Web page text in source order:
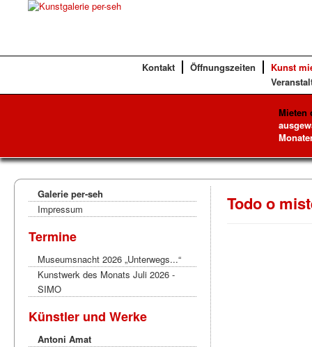
Kontakt Öffnungszeiten
Kunst
Mieten
Galerie per-seh
Impressum
Termine
Museumsnacht 2026 „Unterwegs...“
Kunstwerk des Monats Juli 2026 -
SIMO
Künstler und Werke
Antoni Amat
Todo o